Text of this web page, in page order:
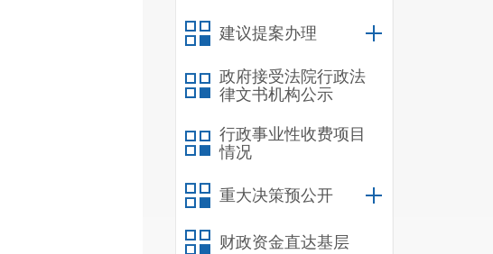
建议提案办理
政府接受法院行政法
律文书机构公示
行政事业性收费项目
情况
重大决策预公开
财政资金直达基层